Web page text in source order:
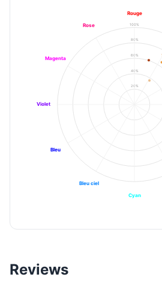
20%
40%
60%
80%
100%
Rouge
Cyan
Bleu ciel
Bleu
Violet
Magenta
Rose
Reviews